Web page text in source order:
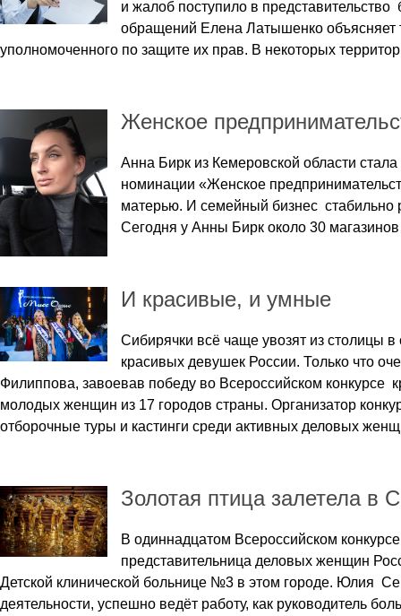
и жалоб поступило в
обращений Елена Латышенко объясняет
уполномоченного по защите их прав. В некоторых
Женское
Анна Бирк из Кемеровской области
номинации «Женское
матерью. И семейный бизнес стабильно
Сегодня у Анны Бирк около 30
И красивые, и умные
Сибирячки всё чаще увозят из столицы
красивых девушек России. Только что
Филиппова, завоевав победу во Всероссийском
молодых женщин из 17 городов страны. Организатор
отборочные туры и кастинги среди активных деловых
Золотая птица залетела в
В одиннадцатом Всероссийском
представительница деловых женщин
Детской клинической больнице №3 в этом городе. Юлия
деятельности, успешно ведёт работу, как руководитель